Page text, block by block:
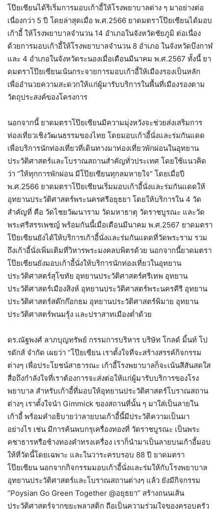
โป๊ยเซียนได้ริเริ่มการมอบเก้าอี้ให้โรงพยาบาลต่าง ๆ มาอย่างต่อ
เนื่องกว่า 5 ปี โดยล่าสุดเมื่อ พ.ศ.2566 ยาดมตราโป๊ยเซียนได้มอบ
เก้าอี้ ให้โรงพยาบาลจำนวน 14 อำเภอในจังหวัดชัยภูมิ ต่อเนื่อง
ด้วยการมอบเก้าอี้ให้โรงพยาบาลจำนวน 8 อำเภอ ในจังหวัดบึงกาฬ
และ 4 อำเภอในจังหวัดระนองเมื่อเดือนมีนาคม พ.ศ.2567 ทั้งนี้ ยา
ดมตราโป๊ยเซียนเน้นกระจายการมอบเก้าอี้ให้เมืองรองเป็นหลัก
เพื่ออำนวยความสะดวกให้แก่ผู้มารับบริการในพื้นที่เมืองรองตาม
วัตถุประสงค์ของโครงการ
นอกจากนี้ ยาดมตราโป๊ยเซียนมีความมุ่งหวังจะช่วยส่งเสริมการ
ท่องเที่ยวเชิงวัฒนธรรมของไทย โดยมอบเก้าอี้นั่งและร่มกันแดด
เพื่อบริการนักท่องเที่ยวที่เดินทางมาท่องเที่ยวพักผ่อนในอุทยาน
ประวัติศาสตร์และโบราณสถานสำคัญทั่วประเทศ โดยใช้แนวคิด
ว่า “ให้ทุกการพักผ่อน มีโป๊ยเซียนทุกลมหายใจ” โดยเมื่อปี
พ.ศ.2566 ยาดมตราโป๊ยเซียนเริ่มมอบเก้าอี้นั่งและร่มกันแดดให้
อุทยานประวัติศาสตร์พระนครศรีอยุธยา โดยให้บริการใน 4 วัด
สำคัญที่ คือ วัดไชยวัฒนาราม วัดมหาธาตุ วัดราชบูรณะ และวัด
พระศรีสรรเพชญ์ พร้อมกันนี้เมื่อเดือนมีนาคม พ.ศ.2567 ยาดมตรา
โป๊ยเซียนยังได้ให้บริการเก้าอี้นั่งและร่มกันแดดที่วัดพระราม รวม
ถึงเก้าอี้นั่งเพิ่มเติมที่วิหารพระมงคลบพิตรด้วย นอกจากนี้ยาดมตรา
โป๊ยเซียนยังมอบเก้าอี้นั่งให้บริการนักท่องเที่ยวในอุทยาน
ประวัติศาสตร์สุโขทัย อุทยานประวัติศาสตร์ศรีเทพ อุทยาน
ประวัติศาสตร์เมืองสิงห์ อุทยานประวัติศาสตร์พระนครคีรี อุทยาน
ประวัติศาสตร์สด๊กก๊อกธม อุทยานประวัติศาสตร์พิมาย อุทยาน
ประวัติศาสตร์พนมรุ้ง และปราสาทเมืองต่ำด้วย
ดร.ณัฐพงศ์ ลาภบุญทรัพย์ กรรมการบริหาร บริษัท โกลด์ มิ้นท์ โป
รดักส์ จำกัด เผยว่า “โป๊ยเซียน เราตั้งใจที่จะสร้างสรรค์กิจกรรม
ต่างๆ เพื่อประโยชน์สาธารณะ เก้าอี้โรงพยาบาลก็จะเน้นสีสันสดใส
สื่อถึงกำลังใจที่เราต้องการจะส่งต่อให้แก่ผู้มารับบริการของโรง
พยาบาล สำหรับเก้าอี้ที่มอบให้อุทยานประวัติศาสตร์โบราณสถาน
ต่างๆ เราตั้งใจนำ Gimmick ของสถานที่นั้น ๆ มาใส่เป็นลายใน
เก้าอี้ พร้อมคำอธิบายว่าลายบนเก้าอี้นี้มีประวัติความเป็นมา
อย่างไร เช่น มีการค้นพบกรุเครื่องทองที่ วัดราชบูรณะ เป็นพระ
คชาธารหรือช้างทองคำทรงเครื่อง เราก็นำมาเป็นลายบนเก้าอี้มอบ
ให้ที่วัดนี้โดยเฉพาะ และในวาระครบรอบ 88 ปี ยาดมตรา
โป๊ยเซียน นอกจากกิจกรรมมอบเก้าอี้นั่งและร่มให้กับโรงพยาบาล
อุทยานประวัติศาสตร์และโบราณสถานต่างๆ แล้ว ยังมีกิจกรรม
“Poysian Go Green Together @อยุธยา” สร้างถนนเส้น
ประวัติศาสตร์จากขยะพลาสติก ถือเป็นความร่วมใจของครอบครัว